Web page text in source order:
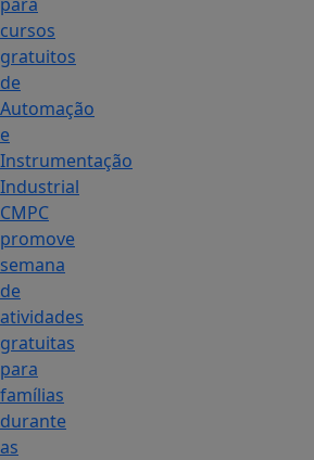
cursos
gratuitos
de
Automação
e
Instrumentação
Industrial
CMPC
promove
semana
de
atividades
gratuitas
para
famílias
durante
as